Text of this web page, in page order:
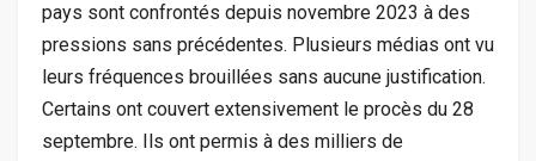
pays sont confrontés depuis novembre 2023 à des
pressions sans précédentes. Plusieurs médias ont vu
leurs fréquences brouillées sans aucune justification.
Certains ont couvert extensivement le procès du 28
septembre. Ils ont permis à des milliers de